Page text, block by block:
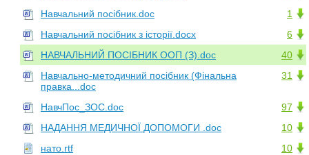
1
Навчальний посiбник.doc
6
Навчальний посібник з історії.docx
40
НАВЧАЛЬНИЙ ПОСІБНИК ООП (З).doc
31
Навчально-методичний посібник (Фінальна
правка...doc
97
НавчПос_ЗОС.doc
10
НАДАННЯ МЕДИЧНОЇ ДОПОМОГИ .doc
10
нато.rtf